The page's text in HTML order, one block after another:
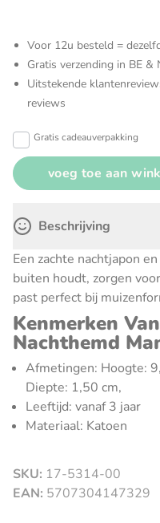
Voor 12u besteld =
Gratis verzending in BE &
Uitstekende
reviews
Gratis cadeauverpakking
Beschrijving
Een zachte nachtjapon
buiten houdt, zorgen
past perfect bij
Kenmerken
Nachthemd
Afmetingen: Hoogte:
Diepte: 1,50 cm,
Leeftijd: vanaf 3 jaar
Materiaal: Katoen
SKU: 17-5314-00
EAN: 5707304147329